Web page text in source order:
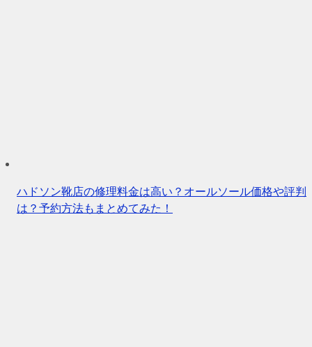
ハドソン靴店の修理料金は高い？オールソール価格や評判
は？予約方法もまとめてみた！